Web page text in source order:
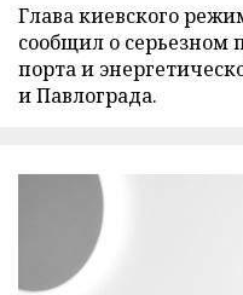
Глава киевского
сообщил о серьезном
порта и
и Павлограда.